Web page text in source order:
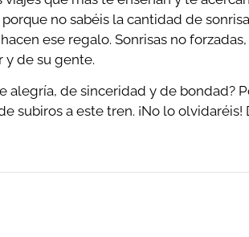
no sabéis la cantidad de
ese regalo. Sonrisas no forzadas,
y de su gente.
alegría, de sinceridad y de bondad?
subiros a este tren. ¡No lo olvidaréis!